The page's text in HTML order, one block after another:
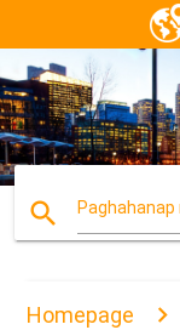
search
Homepage